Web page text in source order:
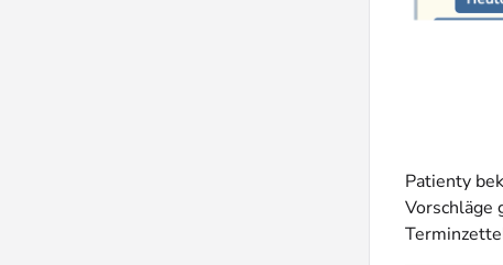
Patienty
Vorschläge